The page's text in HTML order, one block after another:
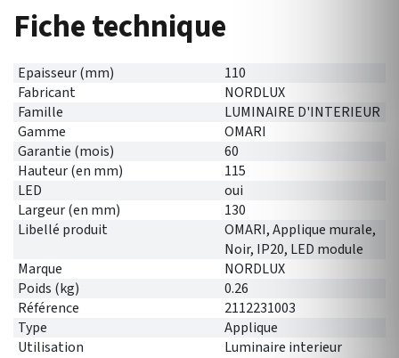
Fiche technique
Epaisseur (mm)
110
Fabricant
NORDLUX
Famille
LUMINAIRE D'INTERIEUR
Gamme
OMARI
Garantie (mois)
60
Hauteur (en mm)
115
LED
oui
Largeur (en mm)
130
Libellé produit
OMARI, Applique murale,
Noir, IP20, LED module
Marque
NORDLUX
Poids (kg)
0.26
Référence
2112231003
Type
Applique
Utilisation
Luminaire interieur